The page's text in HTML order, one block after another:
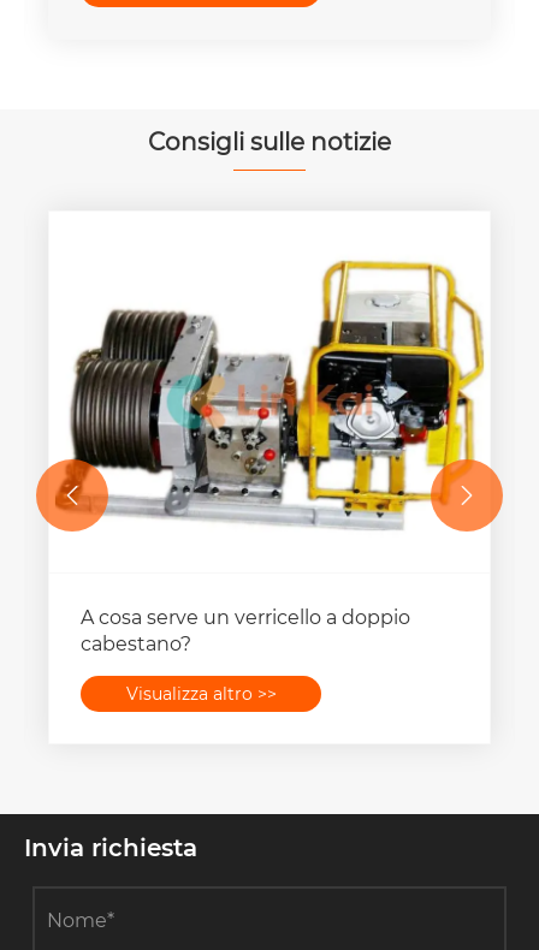
Consigli sulle notizie
A cosa serve un verricello a doppio
cabestano?
Visualizza altro >>
 
Invia richiesta